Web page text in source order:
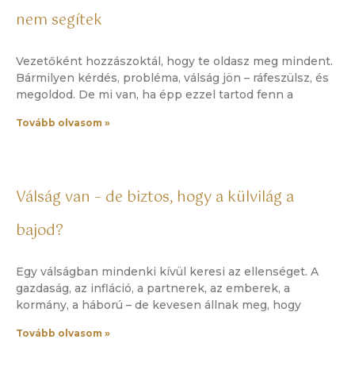
nem segítek
Vezetőként hozzászoktál, hogy te oldasz meg mindent.
Bármilyen kérdés, probléma, válság jön – ráfeszülsz, és
megoldod. De mi van, ha épp ezzel tartod fenn a
Tovább olvasom »
Válság van – de biztos, hogy a külvilág a
bajod?
Egy válságban mindenki kívül keresi az ellenséget. A
gazdaság, az infláció, a partnerek, az emberek, a
kormány, a háború – de kevesen állnak meg, hogy
Tovább olvasom »